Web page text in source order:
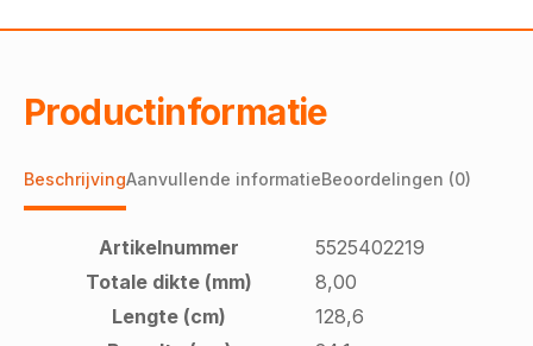
Productinformatie
BeschrijvingAanvullende informatieBeoordelingen (0)
Artikelnummer
5525402219
Totale dikte (mm)
8,00
Lengte (cm)
128,6